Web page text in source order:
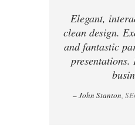
Elegant,
clean design.
and fantastic
presentations.
– John Stanton,